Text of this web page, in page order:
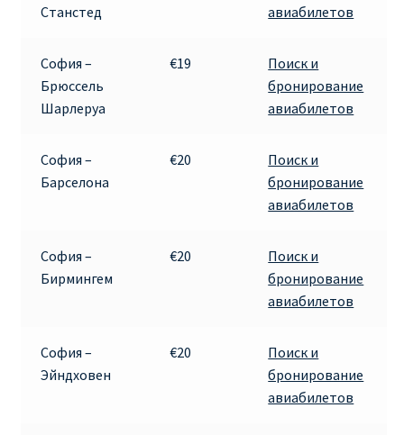
Райнэйр на русском
О сайте
Станстед
авиабилетов
София –
Брюссель
Шарлеруа
€19
Поиск и
бронирование
авиабилетов
София –
Барселона
€20
Поиск и
бронирование
авиабилетов
София –
Бирмингем
€20
Поиск и
бронирование
авиабилетов
София –
Эйндховен
€20
Поиск и
бронирование
авиабилетов